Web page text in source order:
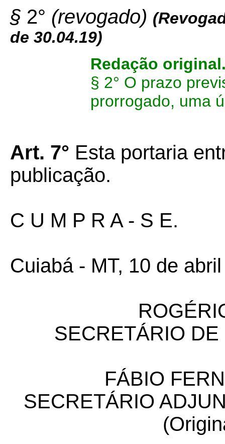
§ 2° (revogado)
de 30.04.19)
Redação
§ 2° O prazo
prorrogado, uma
Art. 7° Esta portaria
publicação.
C U M P R A - S E.
Cuiabá - MT, 10 de
SECRETÁRIO
FÁBIO
SECRETÁRIO